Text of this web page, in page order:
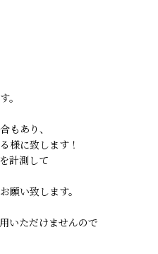
。
もあり、
様に致します！
計測して
願い致します。
いただけませんので